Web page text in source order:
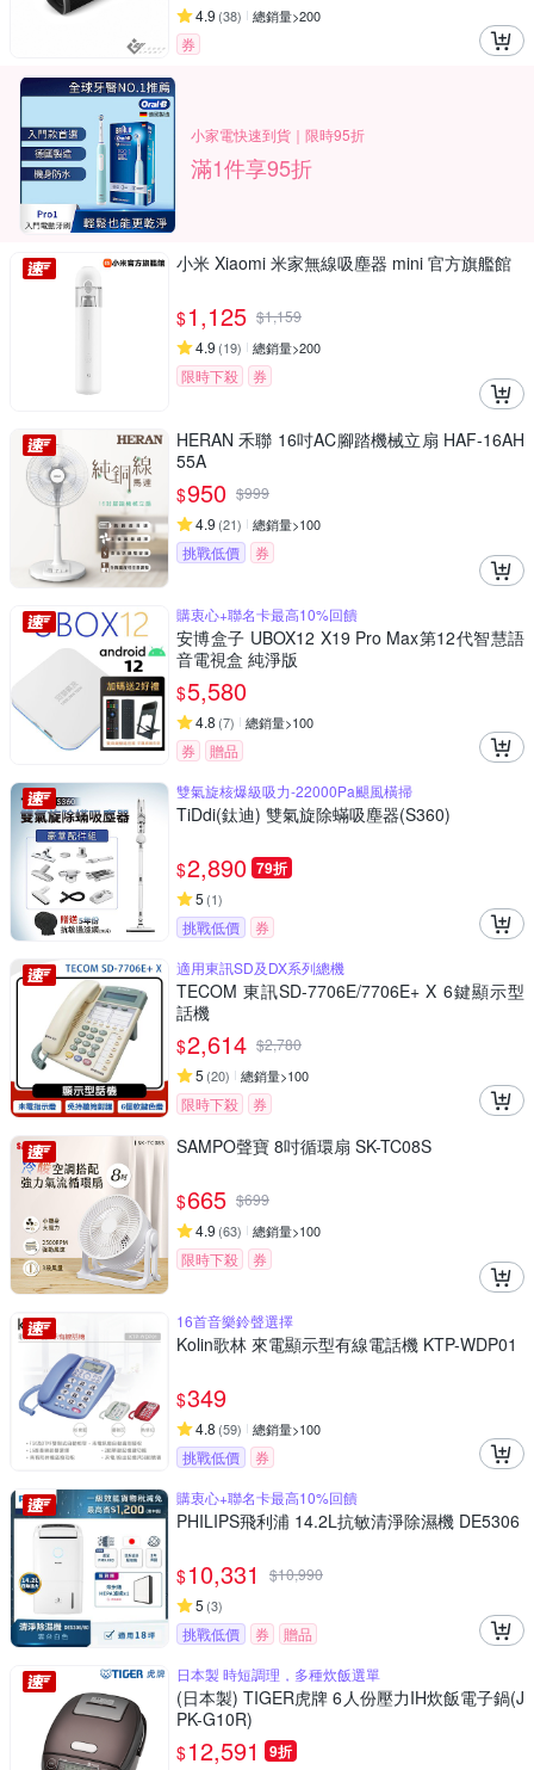
4.9 (38) 總銷量>200
券
小家電快速到貨｜限時95折
滿1件享95折
小米 Xiaomi 米家無線吸塵器 mini 官方旗艦館
$1,125 $1,159
4.9 (19) 總銷量>200
限時下殺 券
HERAN 禾聯 16吋AC腳踏機械立扇 HAF-16AH
55A
$950 $999
4.9 (21) 總銷量>100
挑戰低價 券
購衷心+聯名卡最高10%回饋
安博盒子 UBOX12 X19 Pro Max第12代智慧語
音電視盒 純淨版
$5,580
4.8 (7) 總銷量>100
券
贈品
雙氣旋核爆級吸力-22000Pa颶風橫掃
TiDdi(鈦迪) 雙氣旋除蟎吸塵器(S360)
$2,890 79折
5 (1)
挑戰低價
券
適用東訊SD及DX系列總機
TECOM 東訊SD-7706E/7706E+ X 6鍵顯示型
話機
$2,614 $2,780
5 (20) 總銷量>100
限時下殺 券
SAMPO聲寶 8吋循環扇 SK-TC08S
$665 $699
4.9 (63) 總銷量>100
限時下殺 券
16首音樂鈴聲選擇
Kolin歌林 來電顯示型有線電話機 KTP-WDP01
$349
4.8 (59) 總銷量>100
挑戰低價
券
購衷心+聯名卡最高10%回饋
PHILIPS飛利浦 14.2L抗敏清淨除濕機 DE5306
$10,331 $10,990
5 (3)
挑戰低價 券
贈品
日本製 時短調理，多種炊飯選單
(日本製) TIGER虎牌 6人份壓力IH炊飯電子鍋(J
PK-G10R)
$12,591 9折